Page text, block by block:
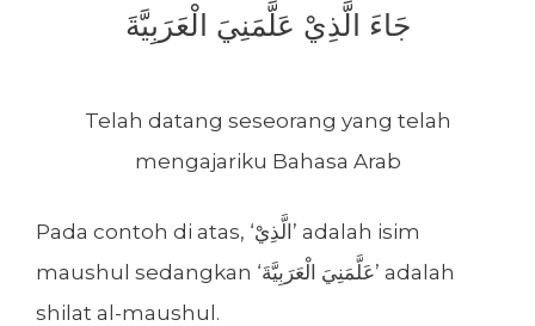
جَاءَ الَّذِيْ عَلَّمَنِيَ الْعَرَبِيَّةَ
Telah datang seseorang yang telah
mengajariku Bahasa Arab
Pada contoh di atas, ‘الَّذِيْ’ adalah isim
maushul sedangkan ‘عَلَّمَنِيَ الْعَرَبِيَّةَ’ adalah
shilat al-maushul.